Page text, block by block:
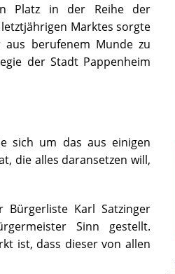
Platz in der Reihe der
Marktes sorgte
berufenem Munde zu
der Stadt Pappenheim
sich um das aus einigen
die alles daransetzen will,
Karl Satzinger
Sinn gestellt.
ist, dass dieser von allen